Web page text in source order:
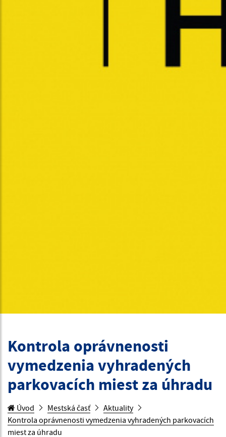
Kontrola oprávnenosti
vymedzenia vyhradených
parkovacích miest za úhradu
Úvod Mestská časť
Aktuality
Kontrola oprávnenosti vymedzenia vyhradených parkovacích
miest za úhradu